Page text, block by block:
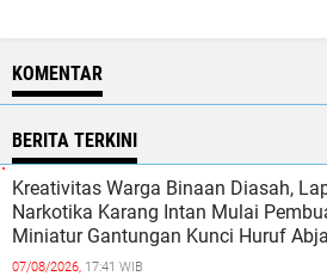
KOMENTAR
BERITA TERKINI
Kreativitas Warga Binaan Diasah,
Narkotika Karang Intan Mulai
Miniatur Gantungan Kunci Huruf
Bambu
07/08/2026, 17:41 WIB